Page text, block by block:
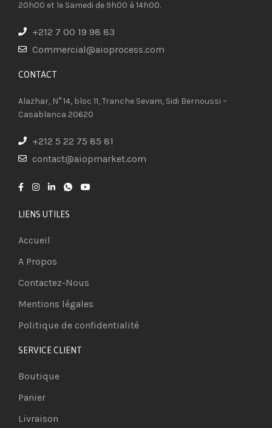
20h00 et le Samedi de 9h00 à 14h00.
+212 7 00 19 98 83
Commercial@aioprocess.com
CONTACT​
Alazhar, N° 14, bloc 11, Tranche Sevam, Sidi Bernoussi –
Casablanca 20620
+212 5 22 75 85 81
contact@aiopmarket.com
LIENS UTILES
Accueil
A Propos
Contactez-Nous
Mentions légales
Politique de confidentialité
SERVICE CLIENT
Boutique
Panier
Livraison